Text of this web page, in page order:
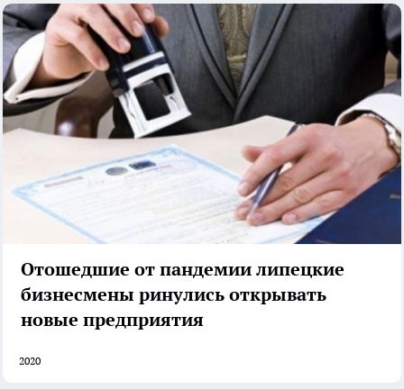
Отошедшие от пандемии липецкие
бизнесмены ринулись открывать
новые предприятия
2020